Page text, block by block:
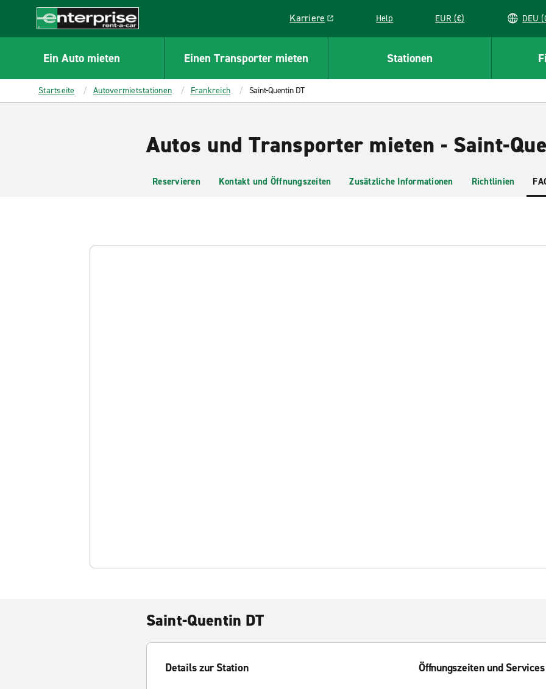
CONTENT
Enterprise
Karriere
Link opens in a new window
Help EUR (€)
Ein Auto mieten Einen Transporter mieten Stationen
Startseite Autovermietstationen Frankreich Saint-Quentin DT
Autos und Transporter mieten - Saint-
Reservieren Kontakt und Öffnungszeiten Zusätzliche Informationen Richtlinien
Saint-Quentin DT
Details zur Station Öffnungszeiten und Services